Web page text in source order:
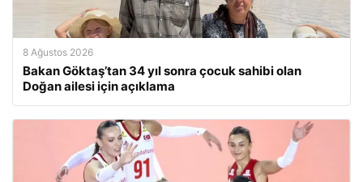
8 Ağustos 2026
Bakan Göktaş’tan 34 yıl sonra çocuk sahibi olan
Doğan ailesi için açıklama